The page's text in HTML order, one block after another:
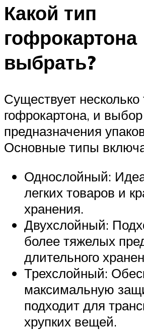
Какой тип
гофрокартона
выбрать?
Существует несколько
гофрокартона, и
предназначения
Основные типы
Однослойный:
легких товаров и
хранения.
Двухслойный:
более тяжелых
длительного
Трехслойный:
максимальную
подходит для
хрупких вещей.